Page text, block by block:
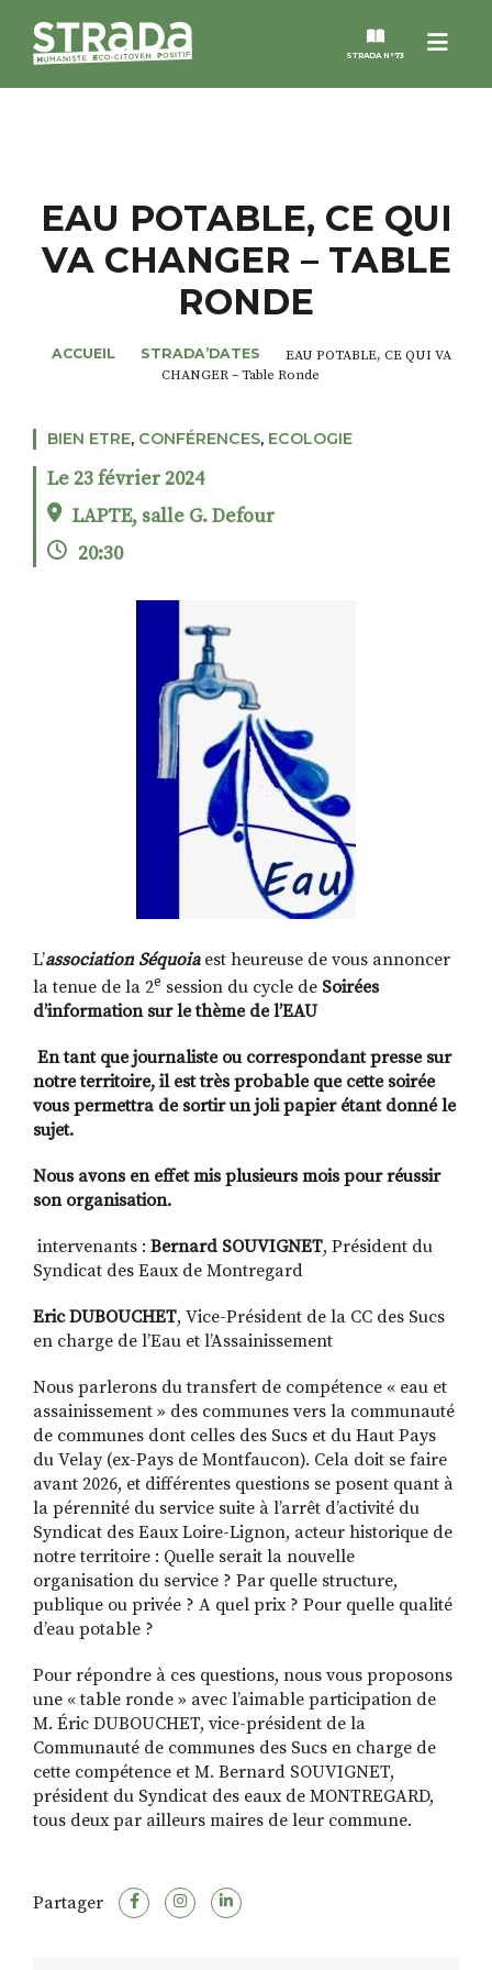
Menu
STRADA N°73
MAGAZINES
NOS THÈMES
ROSÉE DE MAI
S'INSCRIRE À LA NEWSLETTER
FACEBOOK
EAU POTABLE, CE QUI
VA CHANGER – TABLE
RONDE
ACCUEIL STRADA’DATES
EAU POTABLE, CE QUI VA
CHANGER – Table Ronde
BIEN ETRE, CONFÉRENCES, ECOLOGIE
Le 23 février 2024
LAPTE, salle G. Defour
20:30
L’association Séquoia est heureuse de vous annoncer
la tenue de la 2e session du cycle de Soirées
d’information sur le thème de l’EAU
En tant que journaliste ou correspondant presse sur
notre territoire, il est très probable que cette soirée
vous permettra de sortir un joli papier étant donné le
sujet.
Nous avons en effet mis plusieurs mois pour réussir
son organisation.
intervenants : Bernard SOUVIGNET, Président du
Syndicat des Eaux de Montregard
Eric DUBOUCHET, Vice-Président de la CC des Sucs
en charge de l’Eau et l’Assainissement
Nous parlerons du transfert de compétence « eau et
assainissement » des communes vers la communauté
de communes dont celles des Sucs et du Haut Pays
du Velay (ex-Pays de Montfaucon). Cela doit se faire
avant 2026, et différentes questions se posent quant à
la pérennité du service suite à l’arrêt d’activité du
Syndicat des Eaux Loire-Lignon, acteur historique de
notre territoire : Quelle serait la nouvelle
organisation du service ? Par quelle structure,
publique ou privée ? A quel prix ? Pour quelle qualité
d’eau potable ?
Pour répondre à ces questions, nous vous proposons
une « table ronde » avec l’aimable participation de
M. Éric DUBOUCHET, vice-président de la
Communauté de communes des Sucs en charge de
cette compétence et M. Bernard SOUVIGNET,
président du Syndicat des eaux de MONTREGARD,
tous deux par ailleurs maires de leur commune.
Partager